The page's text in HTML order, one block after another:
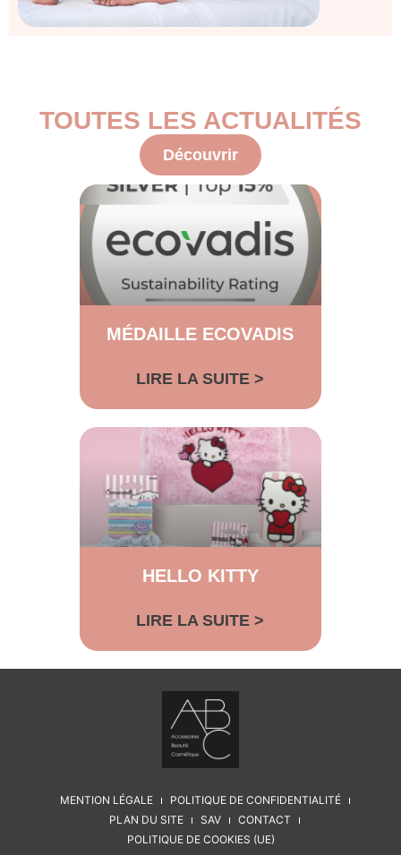
TOUTES LES ACTUALITÉS
Découvrir
MÉDAILLE ECOVADIS
LIRE LA SUITE >
HELLO KITTY
LIRE LA SUITE >
MENTION LÉGALE
POLITIQUE DE CONFIDENTIALITÉ
PLAN DU SITE
SAV
CONTACT
POLITIQUE DE COOKIES (UE)